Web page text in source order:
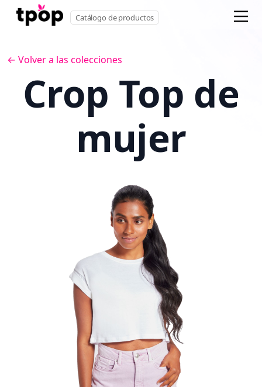
Catálogo de productos
← Volver a las colecciones
Crop Top de
mujer